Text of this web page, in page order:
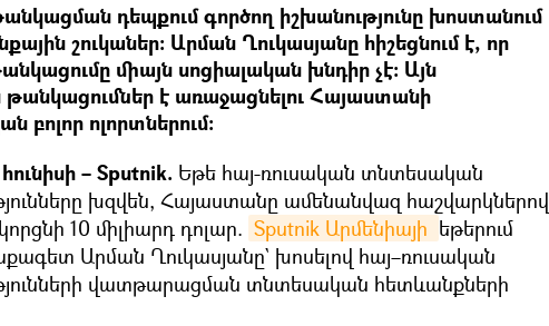
դեպքում գործող իշխանությունը խոստանում
շուկաներ։ Արման Ղուկասյանը հիշեցնում է, որ
միայն սոցիալական խնդիր չէ։ Այն
է առաջացնելու Հայաստանի
բոլոր ոլորտներում։
– Sputnik. Եթե հայ-ռուսական տնտեսական
խզվեն, Հայաստանը ամենանվազ հաշվարկներով
10 միլիարդ դոլար. Sputnik Արմենիայի եթերում
Արման Ղուկասյանը` խոսելով հայ–ռուսական
վատթարացման տնտեսական հետևանքների